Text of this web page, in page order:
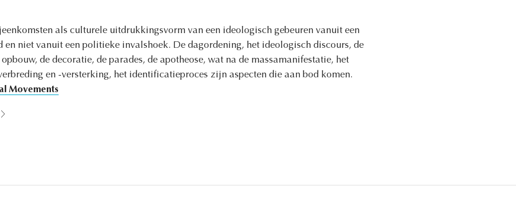
als culturele uitdrukkingsvorm van een ideologisch gebeuren vanuit een
en niet vanuit een politieke invalshoek. De dagordening, het ideologisch discours, de
de decoratie, de parades, de apotheose, wat na de massamanifestatie, het
en -versterking, het identificatieproces zijn aspecten die aan bod komen.
Movements